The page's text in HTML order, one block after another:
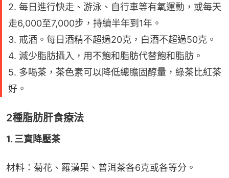
2. 每日進行快走、游泳、自行車等有氧運動，或每天
走6,000至7,000步，持續半年到1年。
3. 戒酒。每日酒精不超過20克，白酒不超過50克。
4. 減少脂肪攝入，用不飽和脂肪代替飽和脂肪。
5. 多喝茶，茶色素可以降低總膽固醇量，綠茶比紅茶
好。
2種脂肪肝食療法
1. 三寶降壓茶
材料：菊花、羅漢果、普洱茶各6克或各等分。